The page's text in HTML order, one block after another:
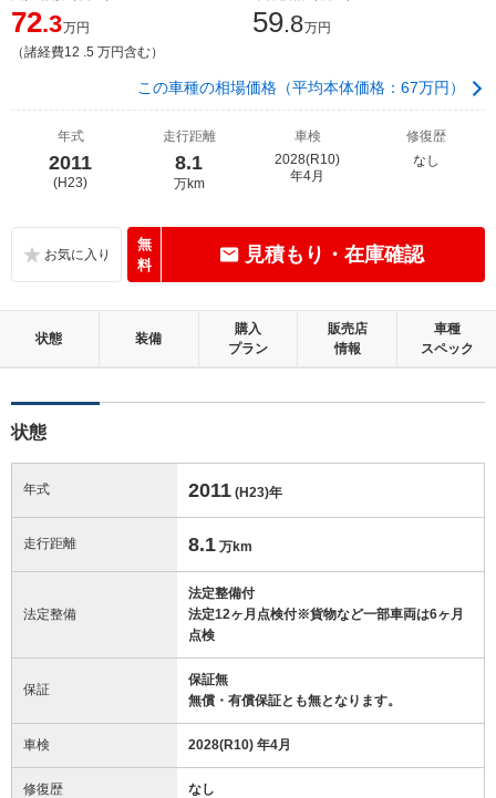
72.3万円
（諸経費12 .5 万円含む）
59.8万円
この車種の相場価格（平均本体価格：67万円）
年式
2011
(H23)
走行距離
8.1
万km
車検
2028(R10)
年4月
修復歴
なし
無
料
見積もり・在庫確認
状態 装備
購入
プラン
販売店
情報
車種
スペック
状態
年式 2011 (H23)年
走行距離 8.1 万km
法定整備
法定整備付
法定12ヶ月点検付※貨物など一部車両は6ヶ月
点検
保証
保証無
無償・有償保証とも無となります。
車検 2028(R10) 年4月
修復歴 なし